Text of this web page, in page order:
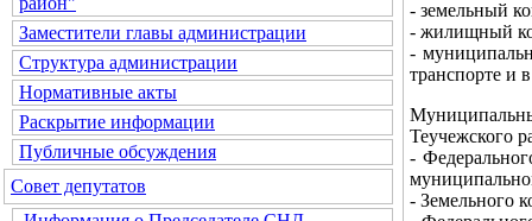
Заместители главы администрации
Структура администрации
Нормативные акты
Раскрытие информации
Публичные обсуждения
Совет депутатов
- земельный
- жилищный
-
транспорте и
Теучежского
-
- Земельного